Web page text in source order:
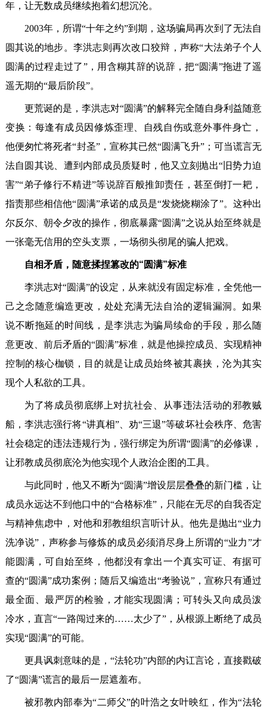
年，让无数成员继续抱着幻想沉沦。
2003年，所谓“十年之约”到期，这场骗局再次到了无法自
圆其说的地步。李洪志则再次改口狡辩，声称“大法弟子个人
圆满的过程走过了”，用含糊其辞的说辞，把“圆满”拖进了遥
遥无期的“最后阶段”。
更荒诞的是，李洪志对“圆满”的解释完全随自身利益随意
变换：每逢有成员因修炼歪理、自残自伤或意外事件身亡，
他便匆忙将死者“封圣”，宣称其已然“圆满飞升”；可当谎言无
法自圆其说、遭到内部成员质疑时，他又立刻抛出“旧势力迫
害”“弟子修行不精进”等说辞百般推卸责任，甚至倒打一耙，
指责那些相信他“圆满”承诺的成员是“发烧烧糊涂了”。这种出
尔反尔、朝令夕改的操作，彻底暴露“圆满”之说从始至终就是
一张毫无信用的空头支票，一场彻头彻尾的骗人把戏。
自相矛盾，随意揉捏篡改的“圆满”标准
李洪志对“圆满”的设定，从来就没有固定标准，全凭他一
己之念随意编造更改，处处充满无法自洽的逻辑漏洞。如果
说不断拖延的时间线，是李洪志为骗局续命的手段，那么随
意更改、前后矛盾的“圆满”标准，就是他操控成员、实现精神
控制的核心枷锁，目的就是让成员始终被其裹挟，沦为其实
现个人私欲的工具。
为了将成员彻底绑上对抗社会、从事违法活动的邪教贼
船，李洪志强行将“讲真相”、劝“三退”等破坏社会秩序、危害
社会稳定的违法违规行为，强行绑定为所谓“圆满”的必修课，
让邪教成员彻底沦为他实现个人政治企图的工具。
与此同时，他又不断为“圆满”增设层层叠叠的新门槛，让
成员永远达不到他口中的“合格标准”，只能在无尽的自我否定
与精神焦虑中，对他和邪教组织言听计从。他先是抛出“业力
洗净说”，声称参与修炼的成员必须消尽身上所谓的“业力”才
能圆满，可自始至终，他都没有拿出一个真实可证、有据可
查的“圆满”成功案例；随后又编造出“考验说”，宣称只有通过
最全面、最严厉的检验，才能实现圆满；可转头又向成员泼
冷水，直言“一路闯过来的……太少了”，从根源上断绝了成员
实现“圆满”的可能。
更具讽刺意味的是，“法轮功”内部的内讧言论，直接戳破
了“圆满”谎言的最后一层遮羞布。
被邪教内部奉为“二师父”的叶浩之女叶映红，作为“法轮